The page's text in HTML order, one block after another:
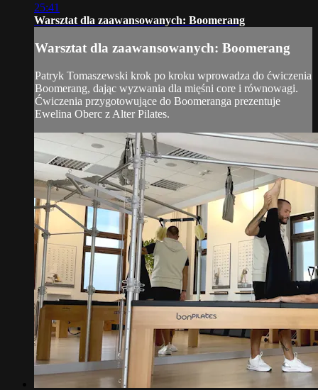
25:41
Warsztat dla zaawansowanych: Boomerang
Warsztat dla zaawansowanych: Boomerang
Patryk Tomaszewski krok po kroku wprowadza do ćwiczenia
Boomerang, dając wyzwania dla mięśni core i równowagi.
Ćwiczenia przygotowujące do Boomeranga prezentuje
Ewelina Oberc z Alter Pilates.